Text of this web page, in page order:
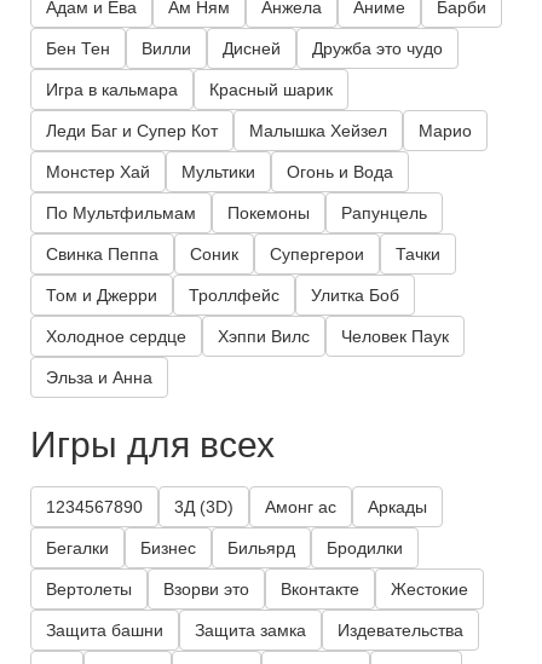
Адам и Ева Ам Ням Анжела Аниме Барби
Бен Тен Вилли Дисней Дружба это чудо
Игра в кальмара Красный шарик
Леди Баг и Супер Кот Малышка Хейзел Марио
Монстер Хай Мультики Огонь и Вода
По Мультфильмам Покемоны Рапунцель
Свинка Пеппа Соник Супергерои Тачки
Том и Джерри Троллфейс Улитка Боб
Холодное сердце Хэппи Вилс Человек Паук
Эльза и Анна
Игры для всех
1234567890 3Д (3D) Амонг ас Аркады
Бегалки Бизнес Бильярд Бродилки
Вертолеты Взорви это Вконтакте Жестокие
Защита башни Защита замка Издевательства